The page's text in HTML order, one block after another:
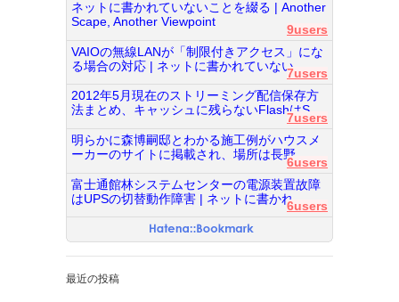
ネットに書かれていないことを綴る | Another
Scape, Another Viewpoint
9users
VAIOの無線LANが「制限付きアクセス」にな
る場合の対応 | ネットに書かれていない...
7users
2012年5月現在のストリーミング配信保存方
法まとめ、キャッシュに残らないFlashはS...
7users
明らかに森博嗣邸とわかる施工例がハウスメ
ーカーのサイトに掲載され、場所は長野...
6users
富士通館林システムセンターの電源装置故障
はUPSの切替動作障害 | ネットに書かれ...
6users
最近の投稿